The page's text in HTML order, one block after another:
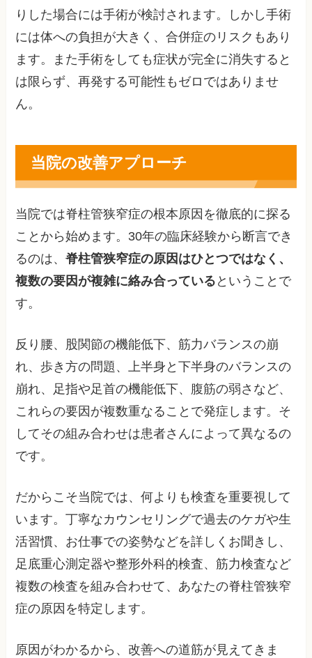
りした場合には手術が検討されます。しかし手術
には体への負担が大きく、合併症のリスクもあり
ます。また手術をしても症状が完全に消失すると
は限らず、再発する可能性もゼロではありませ
ん。
当院の改善アプローチ
当院では脊柱管狭窄症の根本原因を徹底的に探る
ことから始めます。30年の臨床経験から断言でき
るのは、脊柱管狭窄症の原因はひとつではなく、
複数の要因が複雑に絡み合っている ということで
す。
反り腰、股関節の機能低下、筋力バランスの崩
れ、歩き方の問題、上半身と下半身のバランスの
崩れ、足指や足首の機能低下、腹筋の弱さなど、
これらの要因が複数重なることで発症します。そ
してその組み合わせは患者さんによって異なるの
です。
だからこそ当院では、何よりも検査を重要視して
います。丁寧なカウンセリングで過去のケガや生
活習慣、お仕事での姿勢などを詳しくお聞きし、
足底重心測定器や整形外科的検査、筋力検査など
複数の検査を組み合わせて、あなたの脊柱管狭窄
症の原因を特定します。
原因がわかるから、改善への道筋が見えてきま